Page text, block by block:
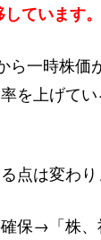
ています。
ら一時株
を上げて
点は変わり
保→「株